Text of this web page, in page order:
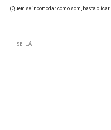
(Quem se incomodar com o som, basta
SEI LÁ